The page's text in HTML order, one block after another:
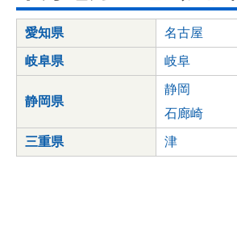
愛知県 名古屋
岐阜県 岐阜
静岡県
静岡
石廊崎
三重県 津